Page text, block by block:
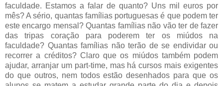
faculdade. Estamos a falar de quanto? Uns mil euros por
mês? A sério, quantas famílias portuguesas é que podem ter
este encargo mensal? Quantas famílias não vão ter de fazer
das tripas coração para poderem ter os miúdos na
faculdade? Quantas famílias não terão de se endividar ou
recorrer a créditos? Claro que os miúdos também podem
ajudar, arranjar um part-time, mas há cursos mais exigentes
do que outros, nem todos estão desenhados para que os